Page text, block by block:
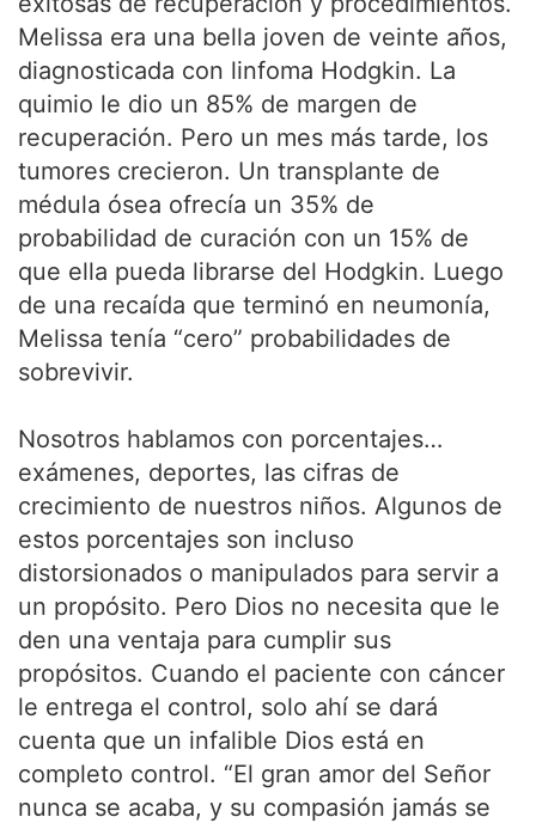
Melissa era una bella joven de veinte años,
diagnosticada con linfoma Hodgkin. La
quimio le dio un 85% de margen de
recuperación. Pero un mes más tarde, los
tumores crecieron. Un transplante de
médula ósea ofrecía un 35% de
probabilidad de curación con un 15% de
que ella pueda librarse del Hodgkin. Luego
de una recaída que terminó en neumonía,
Melissa tenía “cero” probabilidades de
sobrevivir.
Nosotros hablamos con porcentajes…
exámenes, deportes, las cifras de
crecimiento de nuestros niños. Algunos de
estos porcentajes son incluso
distorsionados o manipulados para servir a
un propósito. Pero Dios no necesita que le
den una ventaja para cumplir sus
propósitos. Cuando el paciente con cáncer
le entrega el control, solo ahí se dará
cuenta que un infalible Dios está en
completo control. “El gran amor del Señor
nunca se acaba, y su compasión jamás se